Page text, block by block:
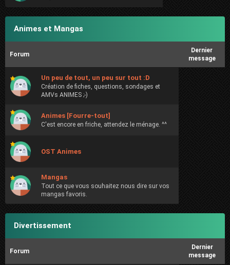
Animes et Mangas
Forum
Dernier
message
Un peu de tout, un peu sur tout :D
Création de fiches, questions, sondages et
AMVs ANIMES ;-)
Animes [Fourre-tout]
C'est encore en friche, attendez le ménage. ^^
OST Animes
Mangas
Tout ce que vous souhaitez nous dire sur vos
mangas favoris.
Divertissement
Forum
Dernier
message